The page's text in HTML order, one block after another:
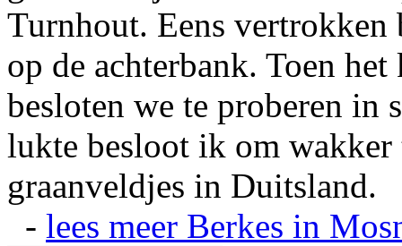
Turnhout. Eens vertrokken
op de achterbank. Toen
besloten we te proberen in
lukte besloot ik om
graanveldjes in Duitsland.
- lees meer Berkes in